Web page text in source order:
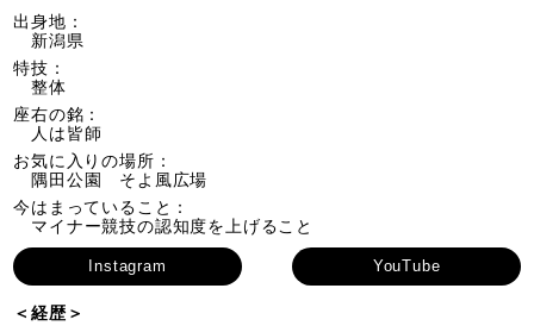
出身地：
新潟県
特技：
整体
座右の銘：
人は皆師
お気に入りの場所：
隅田公園 そよ風広場
今はまっていること：
マイナー競技の認知度を上げること
Instagram YouTube
＜経歴＞